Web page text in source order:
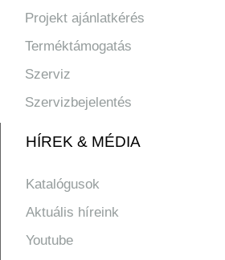
Projekt ajánlatkérés
Terméktámogatás
Szerviz
Szervizbejelentés
HÍREK & MÉDIA
Katalógusok
Aktuális híreink
Youtube